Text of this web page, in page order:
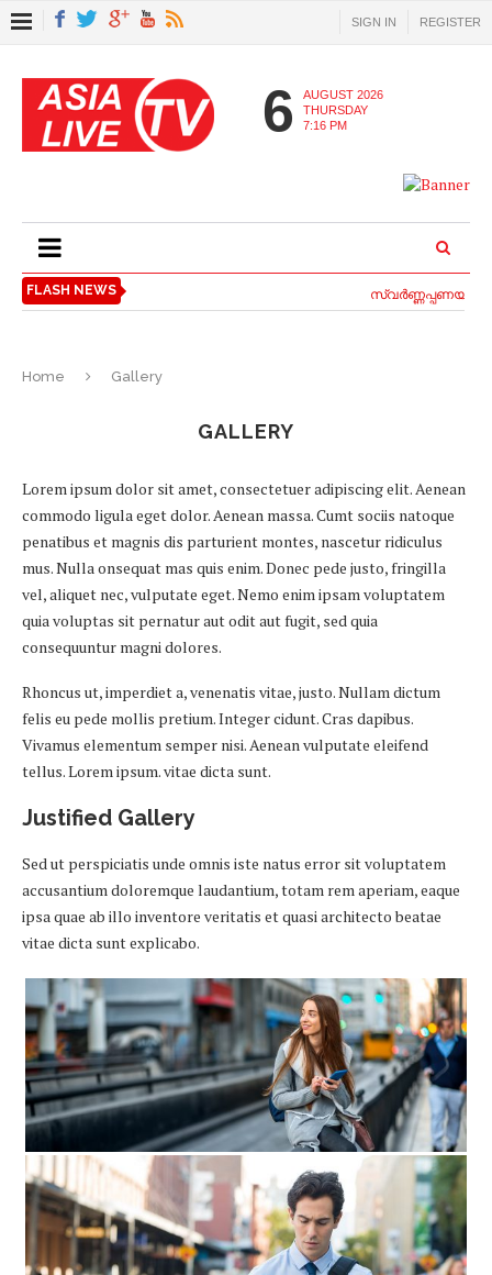
SIGN IN REGISTER
6
AUGUST 2026
THURSDAY
7:16 PM
FLASH NEWS സ്വര്‍ണ്ണപ്പണയ
Home Gallery
GALLERY
Lorem ipsum dolor sit amet, consectetuer adipiscing elit. Aenean
commodo ligula eget dolor. Aenean massa. Cumt sociis natoque
penatibus et magnis dis parturient montes, nascetur ridiculus
mus. Nulla onsequat mas quis enim. Donec pede justo, fringilla
vel, aliquet nec, vulputate eget. Nemo enim ipsam voluptatem
quia voluptas sit pernatur aut odit aut fugit, sed quia
consequuntur magni dolores.
Rhoncus ut, imperdiet a, venenatis vitae, justo. Nullam dictum
felis eu pede mollis pretium. Integer cidunt. Cras dapibus.
Vivamus elementum semper nisi. Aenean vulputate eleifend
tellus. Lorem ipsum. vitae dicta sunt.
Justified Gallery
Sed ut perspiciatis unde omnis iste natus error sit voluptatem
accusantium doloremque laudantium, totam rem aperiam, eaque
ipsa quae ab illo inventore veritatis et quasi architecto beatae
vitae dicta sunt explicabo.